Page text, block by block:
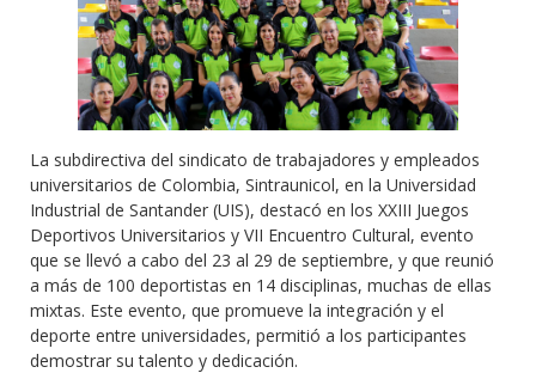
La subdirectiva del sindicato de trabajadores y empleados
universitarios de Colombia, Sintraunicol, en la Universidad
Industrial de Santander (UIS), destacó en los XXIII Juegos
Deportivos Universitarios y VII Encuentro Cultural, evento
que se llevó a cabo del 23 al 29 de septiembre, y que reunió
a más de 100 deportistas en 14 disciplinas, muchas de ellas
mixtas. Este evento, que promueve la integración y el
deporte entre universidades, permitió a los participantes
demostrar su talento y dedicación.